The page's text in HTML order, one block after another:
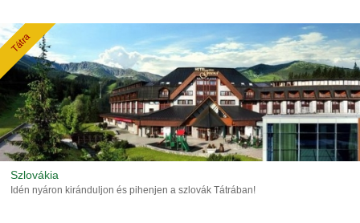
Tátra
Szlovákia
Idén nyáron kiránduljon és pihenjen a szlovák Tátrában!